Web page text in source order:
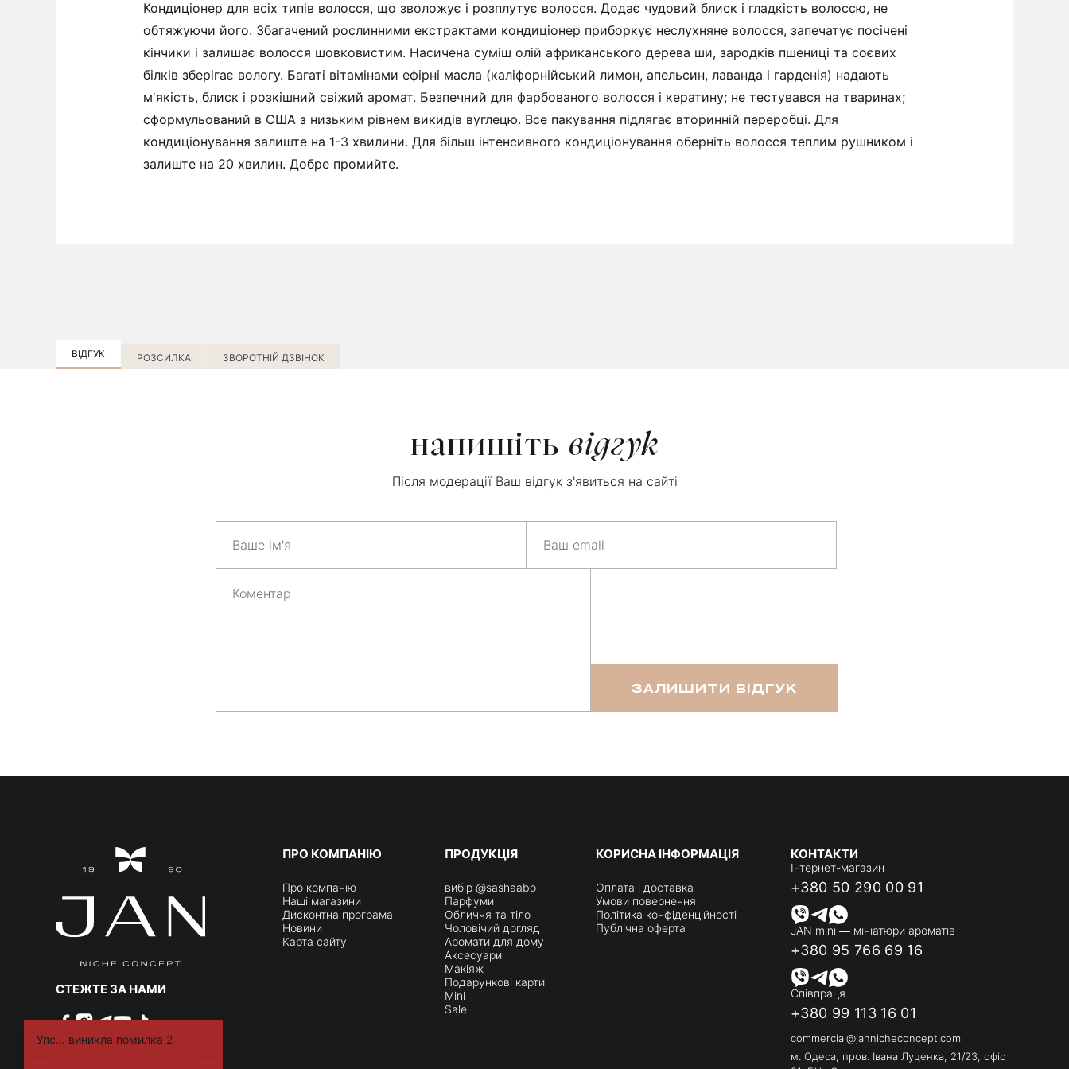
Кондиціонер для всіх типів волосся, що зволожує і розплутує волосся. Додає чудовий блиск і гладкість волоссю, не
обтяжуючи його. Збагачений рослинними екстрактами кондиціонер приборкує неслухняне волосся, запечатує посічені
кінчики і залишає волосся шовковистим. Насичена суміш олій африканського дерева ши, зародків пшениці та соєвих
білків зберігає вологу. Багаті вітамінами ефірні масла (каліфорнійський лимон, апельсин, лаванда і гарденія) надають
м'якість, блиск і розкішний свіжий аромат. Безпечний для фарбованого волосся і кератину; не тестувався на тваринах;
сформульований в США з низьким рівнем викидів вуглецю. Все пакування підлягає вторинній переробці. Для
кондиціонування залиште на 1-3 хвилини. Для більш інтенсивного кондиціонування оберніть волосся теплим рушником і
залиште на 20 хвилин. Добре промийте.
ВІДГУК РОЗСИЛКА ЗВОРОТНІЙ ДЗВІНОК
напишіть відгук
Після модерації Ваш відгук з'явиться на сайті
ЗАЛИШИТИ ВІДГУК
СТЕЖТЕ ЗА НАМИ
ПРО КОМПАНІЮ
Про компанію
Наші магазини
Дисконтна програма
Новини
Карта сайту
ПРОДУКЦІЯ
вибір @sashaabo
Парфуми
Обличчя та тіло
Чоловічий догляд
Аромати для дому
Аксесуари
Макіяж
Подарункові карти
Mini
Sale
КОРИСНА ІНФОРМАЦІЯ
Оплата і доставка
Умови повернення
Політика конфіденційності
Публічна оферта
КОНТАКТИ
Інтернет-магазин
+380 50 290 00 91
JAN mini — мініатюри ароматів
+380 95 766 69 16
Співпраця
+380 99 113 16 01
commercial@jannicheconcept.com
м. Одеса, пров. Івана Луценка, 21/23, офіс
Упс... виникла помилка 2